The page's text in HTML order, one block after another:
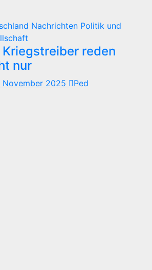
Nachrichten Politik und
Kriegstreiber reden
nur
November 2025 Ped